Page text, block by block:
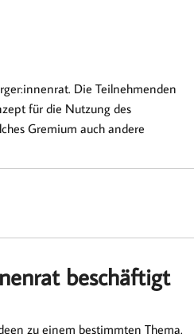
Die Teilnehmenden
für die Nutzung des
Gremium auch andere
beschäftigt
zu einem bestimmten Thema.